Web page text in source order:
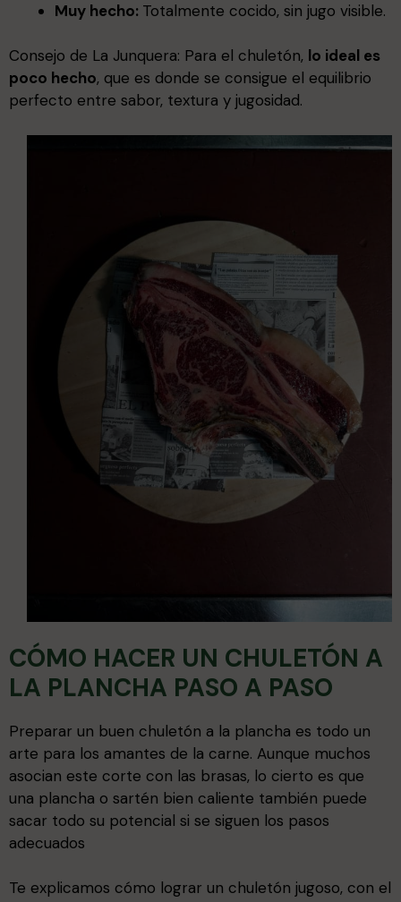
Muy hecho: Totalmente cocido, sin jugo visible.
Consejo de La Junquera: Para el chuletón, lo ideal es
poco hecho, que es donde se consigue el equilibrio
perfecto entre sabor, textura y jugosidad.
CÓMO HACER UN CHULETÓN A
LA PLANCHA PASO A PASO
Preparar un buen chuletón a la plancha es todo un
arte para los amantes de la carne. Aunque muchos
asocian este corte con las brasas, lo cierto es que
una plancha o sartén bien caliente también puede
sacar todo su potencial si se siguen los pasos
adecuados
Te explicamos cómo lograr un chuletón jugoso, con el